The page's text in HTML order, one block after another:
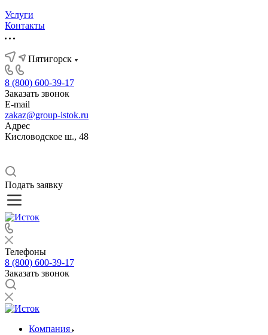
Услуги
Контакты
Пятигорск
8 (800) 600-39-17
Заказать звонок
E-mail
zakaz@group-istok.ru
Адрес
Кисловодское ш., 48
Подать заявку
Телефоны
8 (800) 600-39-17
Заказать звонок
Компания